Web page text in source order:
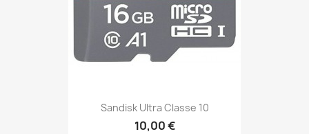
Sandisk Ultra Classe 10
10,00 €